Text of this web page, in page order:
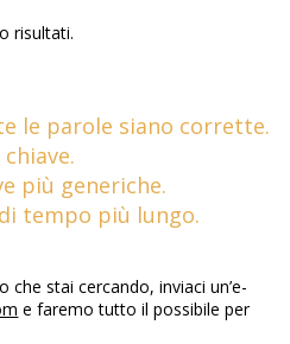
risultati.
le parole siano corrette.
più generiche.
tempo più lungo.
che stai cercando, inviaci un’e-
e faremo tutto il possibile per